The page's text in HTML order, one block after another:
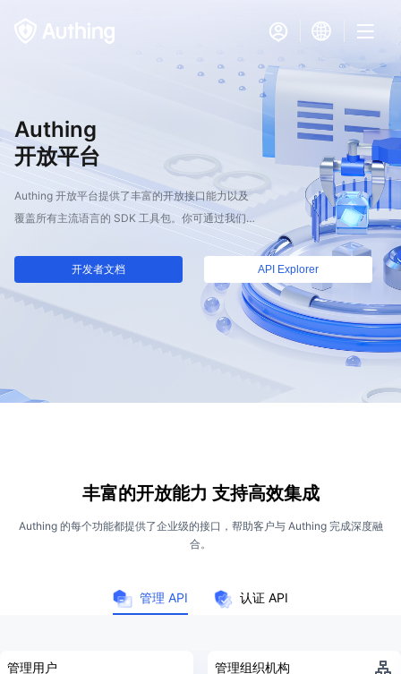
Authing
开放平台
Authing 开放平台提供了丰富的开放接口能力以及
覆盖所有主流语言的 SDK 工具包。你可通过我们
提供的 API Explorer 调用并学习如何使用 API 接
口，也可以通过项目实例快速上手
开发者文档 API Explorer
丰富的开放能力 支持高效集成
Authing 的每个功能都提供了企业级的接口，帮助客户与 Authing 完成深度融
合。
管理 API 认证 API
管理用户 管理组织机构